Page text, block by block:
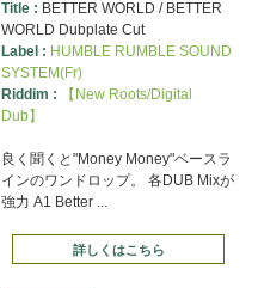
Title : BETTER WORLD / BETTER
WORLD Dubplate Cut
Label : HUMBLE RUMBLE SOUND
SYSTEM(Fr)
Riddim :
【New Roots/Digital
Dub】
良く聞くと"Money Money"ベースラ
インのワンドロップ。 各DUB Mixが
強力 A1 Better ...
詳しくはこちら